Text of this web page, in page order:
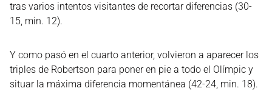
tras varios intentos visitantes de recortar diferencias (30-
15, min. 12).
Y como pasó en el cuarto anterior, volvieron a aparecer los
triples de Robertson para poner en pie a todo el Olímpic y
situar la máxima diferencia momentánea (42-24, min. 18).